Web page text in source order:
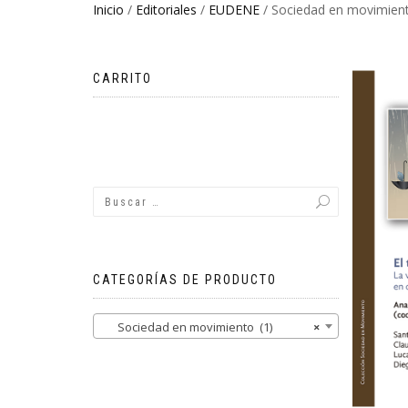
Inicio / Editoriales / EUDENE / Sociedad en
CARRITO
CATEGORÍAS DE PRODUCTO
×
Sociedad en movimiento (1)